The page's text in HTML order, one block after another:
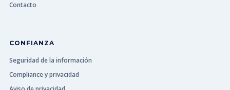
Contacto
CONFIANZA
Seguridad de la información
Compliance y privacidad